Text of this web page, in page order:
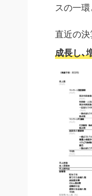
スの一
直近の決
成長し、